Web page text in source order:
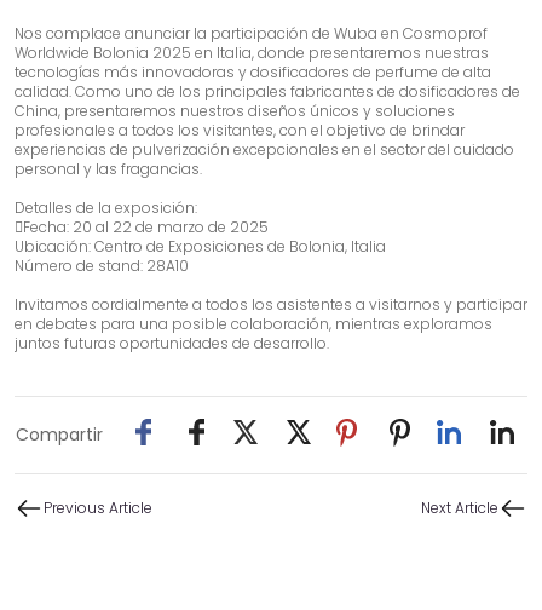
Nos complace anunciar la participación de Wuba en Cosmoprof
Worldwide Bolonia 2025 en Italia, donde presentaremos nuestras
tecnologías más innovadoras y dosificadores de perfume de alta
calidad. Como uno de los principales fabricantes de dosificadores de
China, presentaremos nuestros diseños únicos y soluciones
profesionales a todos los visitantes, con el objetivo de brindar
experiencias de pulverización excepcionales en el sector del cuidado
personal y las fragancias.
Detalles de la exposición:
Fecha: 20 al 22 de marzo de 2025
Ubicación: Centro de Exposiciones de Bolonia, Italia
Número de stand: 28A10
Invitamos cordialmente a todos los asistentes a visitarnos y participar
en debates para una posible colaboración, mientras exploramos
juntos futuras oportunidades de desarrollo.
Compartir
Previous Article Next Article